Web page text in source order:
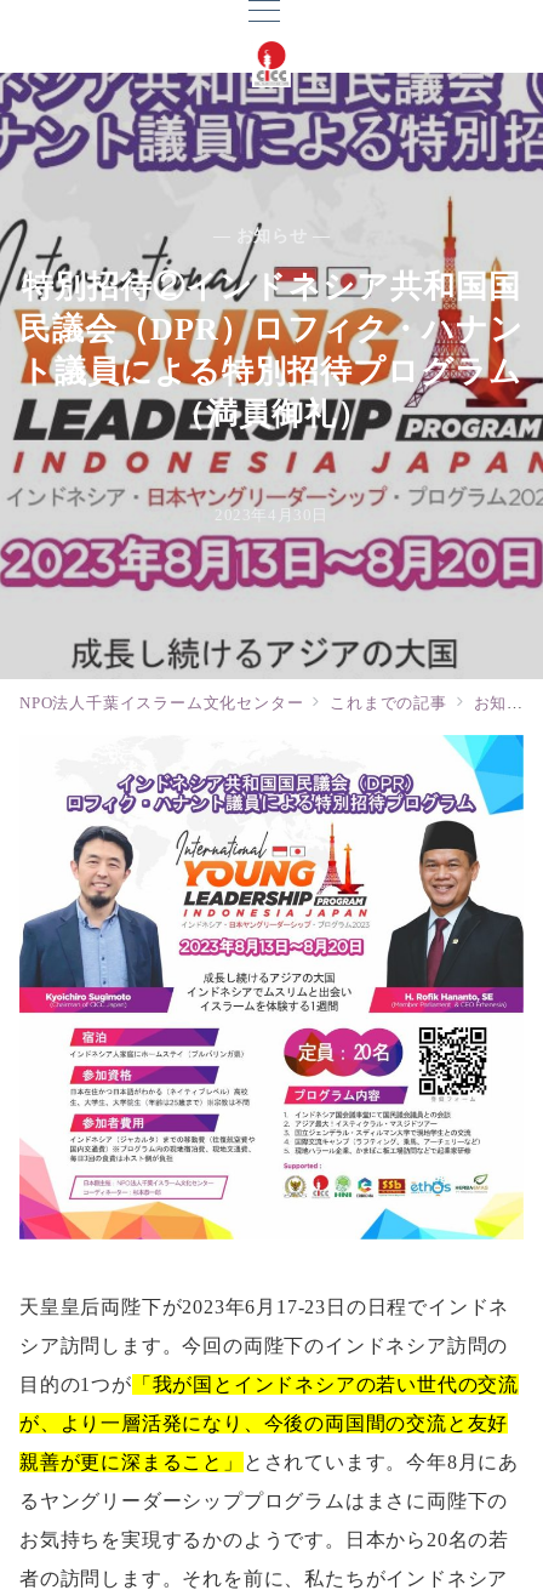
— お知らせ —
特別招待②インドネシア共和国国
民議会（DPR）ロフィク・ハナン
ト議員による特別招待プログラム
（満員御礼）
2023年4月30日
NPO法人千葉イスラーム文化センター これまでの記事 お知らせ
天皇皇后両陛下が2023年6月17-23日の日程でインドネ
シア訪問します。今回の両陛下のインドネシア訪問の
目的の1つが 「我が国とインドネシアの若い世代の交流
が、より一層活発になり、今後の両国間の交流と友好
親善が更に深まること」
とされています。今年8月にあ
るヤングリーダーシッププログラムはまさに両陛下の
お気持ちを実現するかのようです。日本から20名の若
者の訪問します。それを前に、私たちがインドネシア